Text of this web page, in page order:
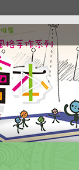
文化建設
傳統藝術
文化資產